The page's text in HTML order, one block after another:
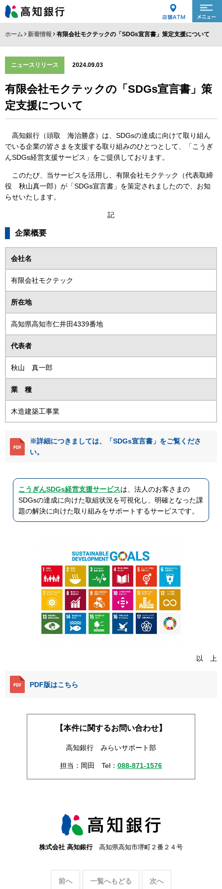
ホーム 新着情報 有限会社モクテックの「SDGs宣言書」策定支援について
ニュースリリース 2024.09.03
有限会社モクテックの「SDGs宣言書」策
定支援について
高知銀行（頭取 海治勝彦）は、SDGsの達成に向けて取り組ん
でいる企業の皆さまを支援する取り組みのひとつとして、「こうぎ
んSDGs経営支援サービス」をご提供しております。
このたび、当サービスを活用し、有限会社モクテック（代表取締
役 秋山真一郎）が「SDGs宣言書」を策定されましたので、お知
らせいたします。
記
企業概要
会社名
有限会社モクテック
所在地
高知県高知市仁井田4339番地
代表者
秋山 真一郎
業 種
木造建築工事業
※詳細につきましては、「SDGs宣言書」をご覧くださ
い。
こうぎんSDGs経営支援サービスは、法人のお客さまの
SDGsの達成に向けた取組状況を可視化し、明確となった課
題の解決に向けた取り組みをサポートするサービスです。
以 上
PDF版はこちら
【本件に関するお問い合わせ】
高知銀行 みらいサポート部
担当：岡田 Tel： 088-871-1576
株式会社 高知銀行高知県高知市堺町２番２４号
前へ 一覧へもどる 次へ